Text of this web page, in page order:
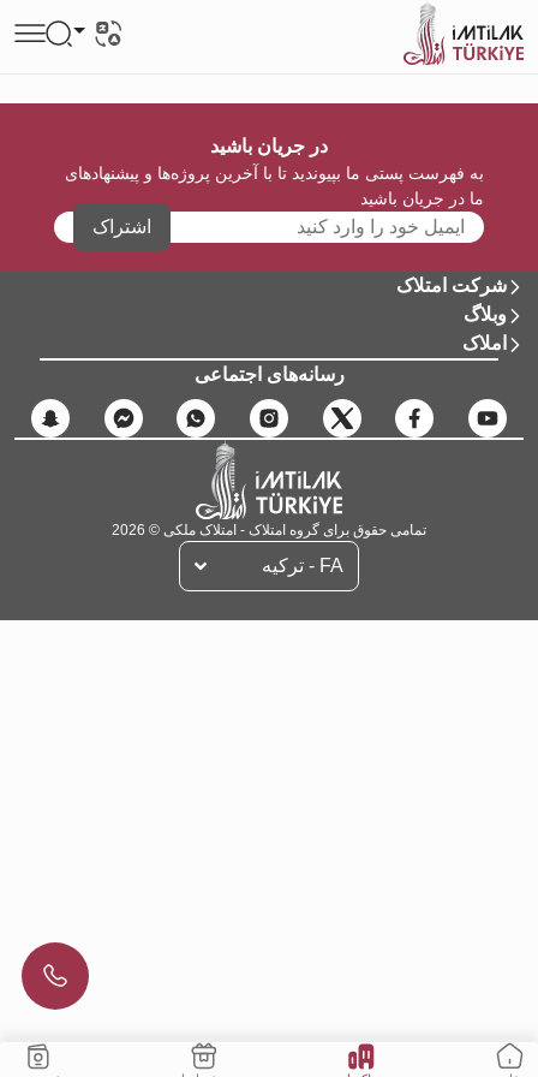
در جریان باشید
به فهرست پستی ما بپیوندید تا با آخرین پروژه‌ها و پیشنهادهای
ما در جریان باشید
اشتراک
شرکت امتلاک
وبلاگ
املاک
رسانه‌های اجتماعی
تمامی حقوق برای گروه امتلاک - امتلاک ملکی © 2026
FA - تركيه